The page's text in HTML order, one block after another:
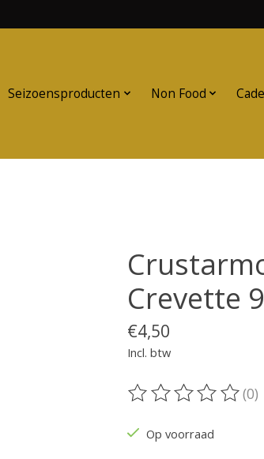
Seizoensproducten Non Food
Crevette
€4,50
Incl. btw
De beoordeling van
(0)
Op voorraad